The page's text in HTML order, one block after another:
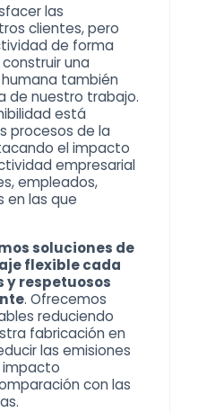
las
clientes, pero
de forma
una
también
de nuestro trabajo.
está
procesos de la
el impacto
empresarial
empleados,
en las que
soluciones de
flexible cada
y respetuosos
. Ofrecemos
reduciendo
fabricación en
las emisiones
impacto
con las